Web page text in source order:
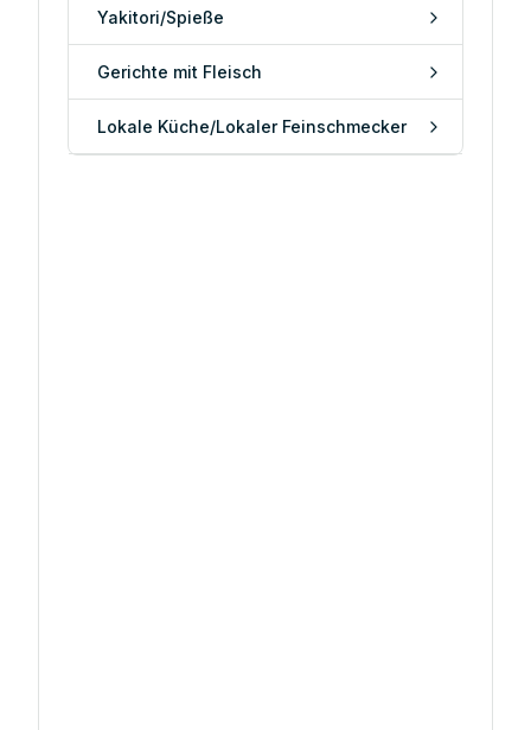
Yakitori/Spieße
Gerichte mit Fleisch
Lokale Küche/Lokaler Feinschmecker